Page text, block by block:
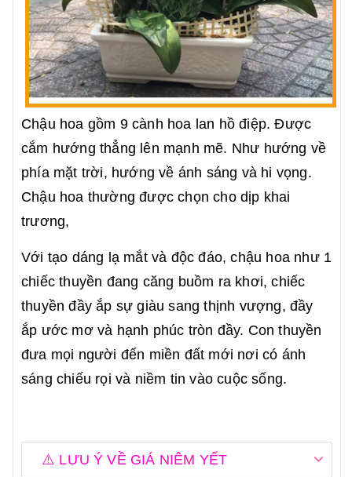
Chậu hoa gồm 9 cành hoa lan hồ điệp. Được
cắm hướng thẳng lên mạnh mẽ. Như hướng về
phía mặt trời, hướng về ánh sáng và hi vọng.
Chậu hoa thường được chọn cho dịp khai
trương,
Với tạo dáng lạ mắt và độc đáo, chậu hoa như 1
chiếc thuyền đang căng buồm ra khơi, chiếc
thuyền đầy ắp sự giàu sang thịnh vượng, đầy
ắp ước mơ và hạnh phúc tròn đầy. Con thuyền
đưa mọi người đến miền đất mới nơi có ánh
sáng chiếu rọi và niềm tin vào cuộc sống.
⚠️ LƯU Ý VỀ GIÁ NIÊM YẾT